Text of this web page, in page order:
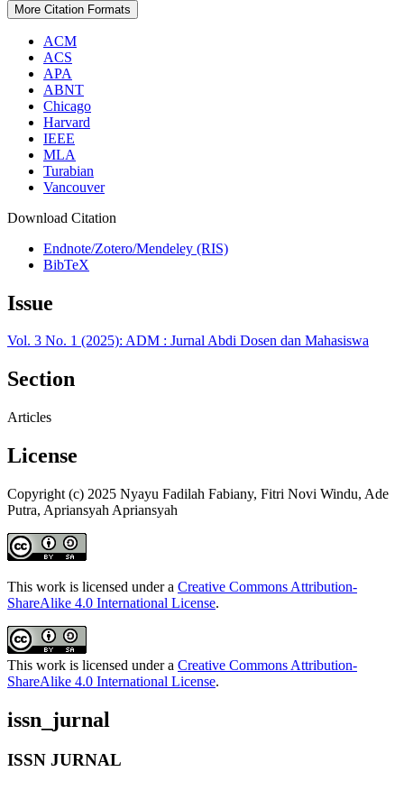
More Citation Formats
ACM
ACS
APA
ABNT
Chicago
Harvard
IEEE
MLA
Turabian
Vancouver
Download Citation
Endnote/Zotero/Mendeley (RIS)
BibTeX
Issue
Vol. 3 No. 1 (2025): ADM : Jurnal Abdi Dosen dan Mahasiswa
Section
Articles
License
Copyright (c) 2025 Nyayu Fadilah Fabiany, Fitri Novi Windu, Ade
Putra, Apriansyah Apriansyah
This work is licensed under a Creative Commons Attribution-
ShareAlike 4.0 International License.
This work is licensed under a Creative Commons Attribution-
ShareAlike 4.0 International License.
issn_jurnal
ISSN JURNAL